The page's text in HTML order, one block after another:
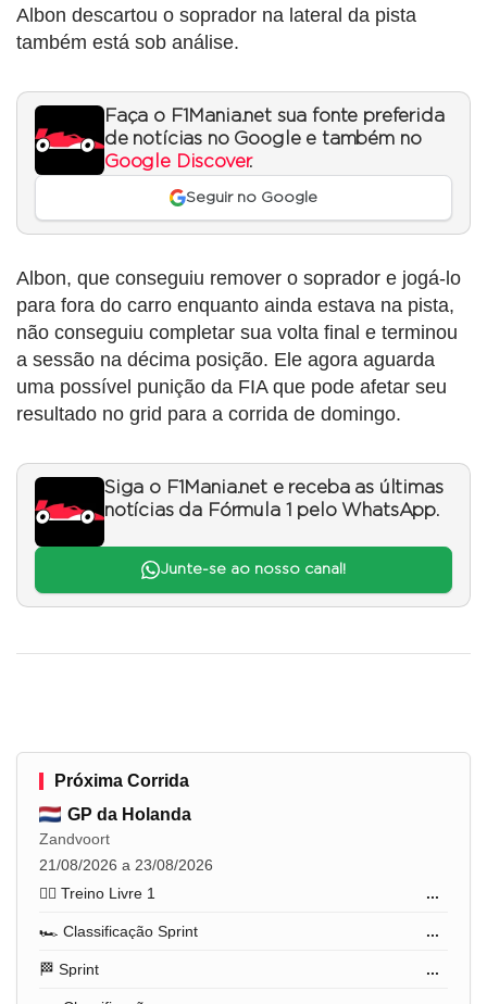
Albon descartou o soprador na lateral da pista
também está sob análise.
Faça o F1Mania.net sua fonte preferida
de notícias no Google e também no
Google Discover.
Seguir no Google
Albon, que conseguiu remover o soprador e jogá-lo
para fora do carro enquanto ainda estava na pista,
não conseguiu completar sua volta final e terminou
a sessão na décima posição. Ele agora aguarda
uma possível punição da FIA que pode afetar seu
resultado no grid para a corrida de domingo.
Siga o F1Mania.net e receba as últimas
notícias da Fórmula 1 pelo WhatsApp.
Junte-se ao nosso canal!
Próxima Corrida
GP da Holanda
Zandvoort
21/08/2026 a 23/08/2026
🏋️‍♂️ Treino Livre 1
...
🏎️ Classificação Sprint ...
🏁 Sprint ...